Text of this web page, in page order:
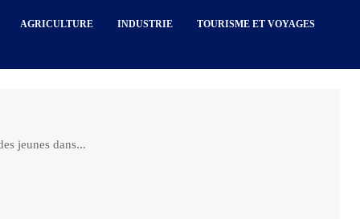
AGRICULTURE INDUSTRIE TOURISME ET VOYAGES
jeunes dans...